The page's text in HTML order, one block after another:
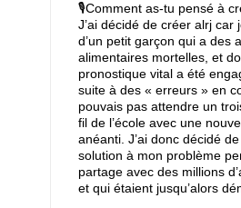
🎙Comment as-tu pensé à
J’ai décidé de créer alrj car
d’un petit garçon qui a des
alimentaires mortelles, et
pronostique vital a été
suite à des « erreurs » en
pouvais pas attendre un
fil de l’école avec une
anéanti. J’ai donc décidé
solution à mon problème
partage avec des millions
et qui étaient jusqu’alors